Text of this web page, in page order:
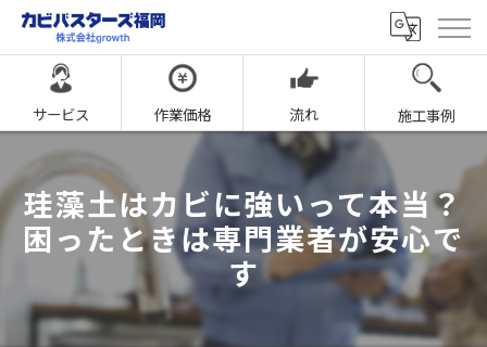
サービス 作業価格 流れ 施工事例
珪藻土はカビに強いって本当？
困ったときは専門業者が安心で
す